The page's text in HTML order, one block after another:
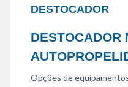
DESTOCADOR
DESTOCADOR
Opções de